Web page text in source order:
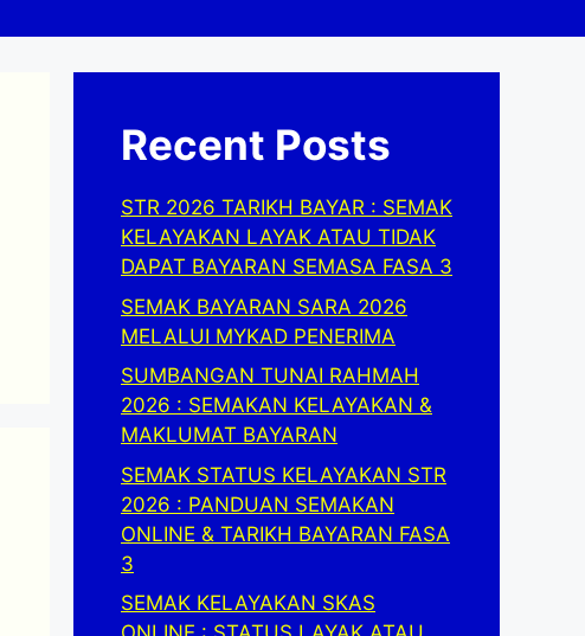
Recent Posts
STR 2026 TARIKH BAYAR : SEMAK
KELAYAKAN LAYAK ATAU TIDAK
DAPAT BAYARAN SEMASA FASA 3
SEMAK BAYARAN SARA 2026
MELALUI MYKAD PENERIMA
SUMBANGAN TUNAI RAHMAH
2026 : SEMAKAN KELAYAKAN &
MAKLUMAT BAYARAN
SEMAK STATUS KELAYAKAN STR
2026 : PANDUAN SEMAKAN
ONLINE & TARIKH BAYARAN FASA
3
SEMAK KELAYAKAN SKAS